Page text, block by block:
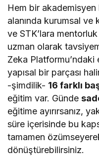
Hem bir
alanında kurumsal ve
ve STK’lara
uzman olarak
Zeka
yapısal bir parçası
-şimdilik- 16 farklı
eğitim var. Günde
eğitime ayırırsanız,
süre içerisinde bu
tamamen
dönüştürebilirsiniz.